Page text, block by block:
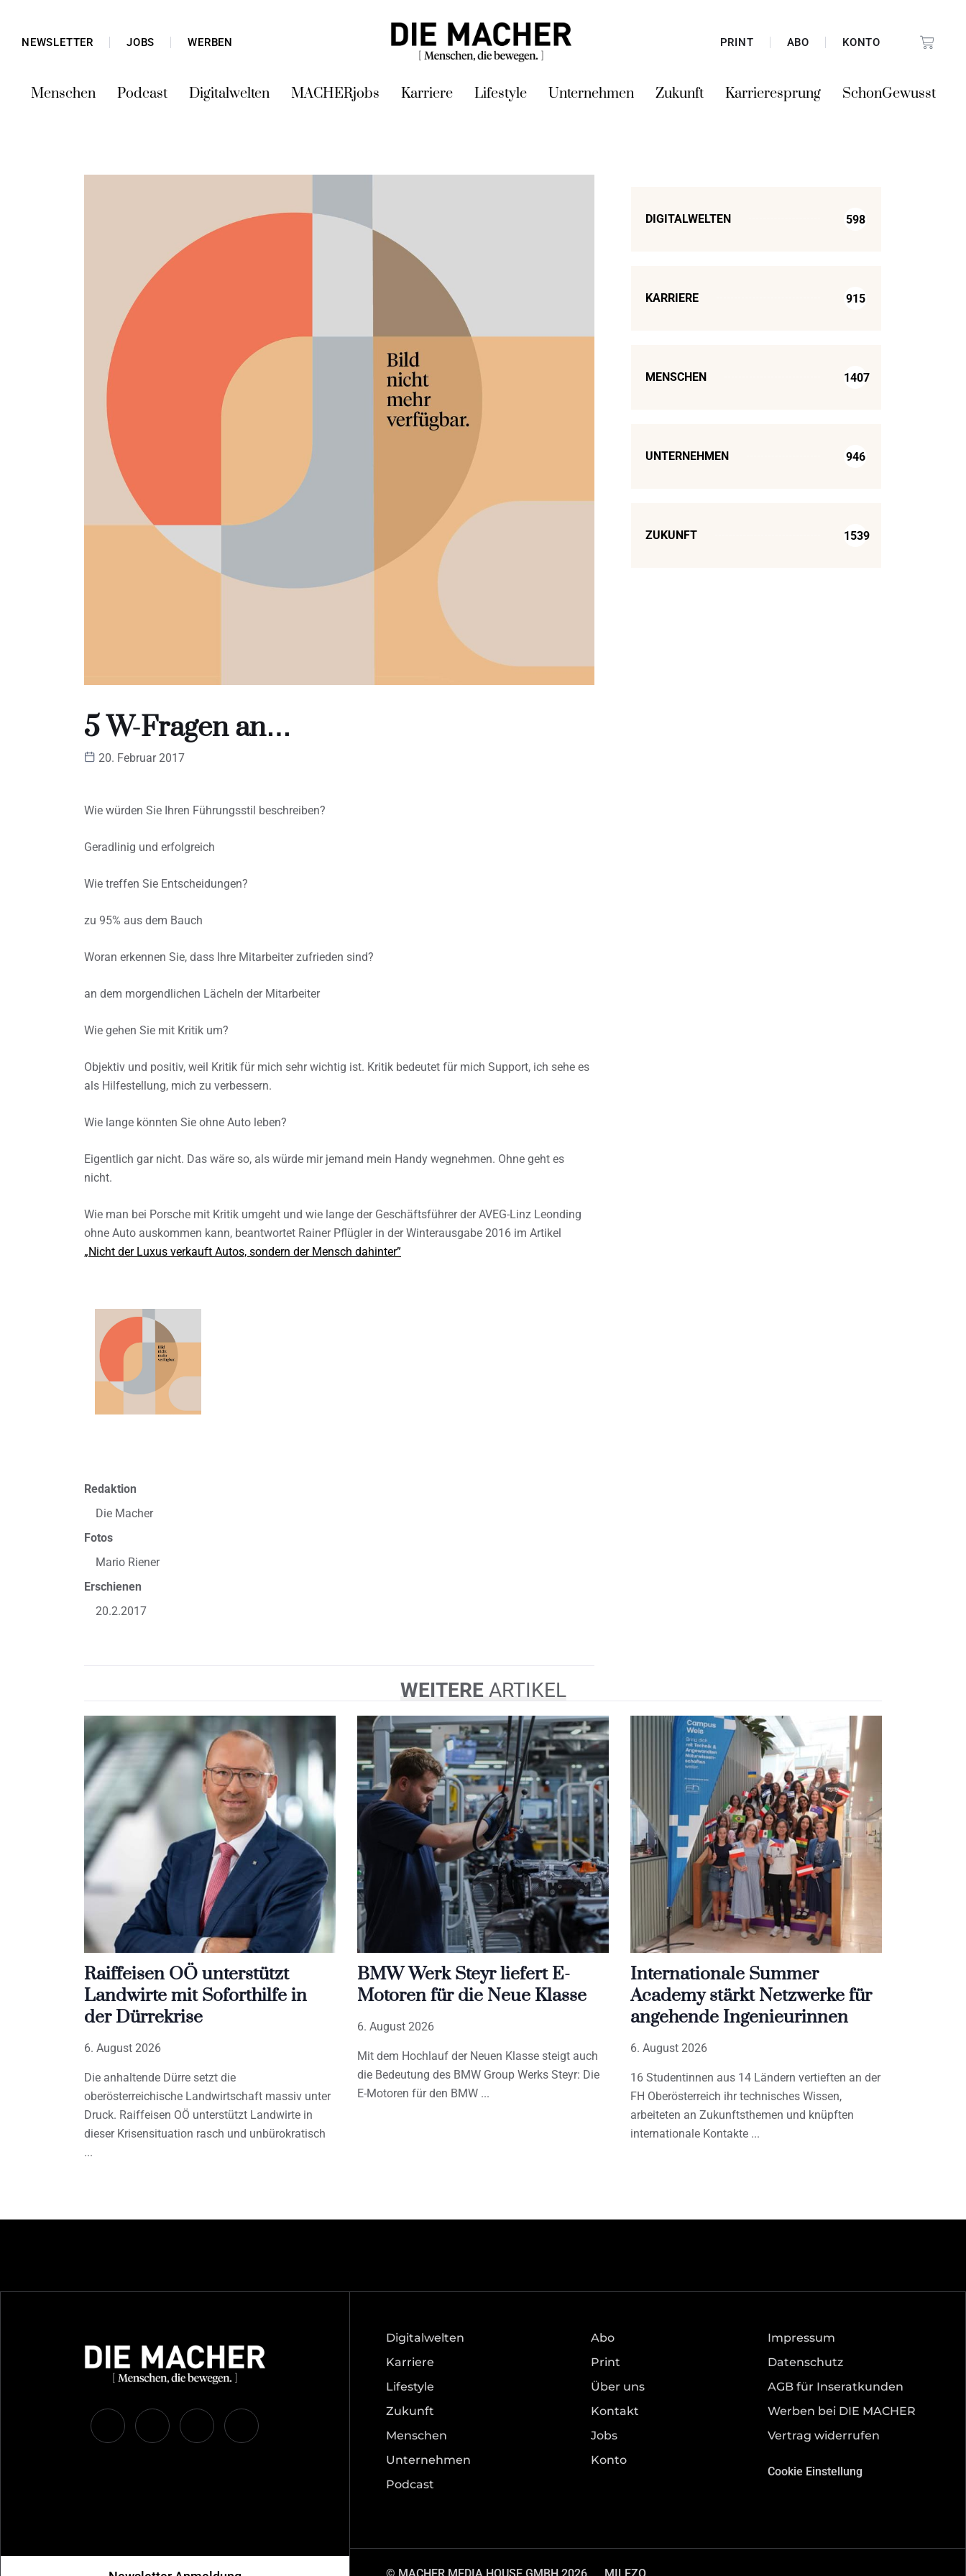
NEWSLETTER JOBS WERBEN PRINT ABO KONTO
Menschen Podcast Digitalwelten MACHERjobs Karriere Lifestyle Unternehmen Zukunft Karrieresprung SchonGewusst
5 W-Fragen an…
20. Februar 2017
Wie würden Sie Ihren Führungsstil beschreiben?
Geradlinig und erfolgreich
Wie treffen Sie Entscheidungen?
zu 95% aus dem Bauch
Woran erkennen Sie, dass Ihre Mitarbeiter zufrieden sind?
an dem morgendlichen Lächeln der Mitarbeiter
Wie gehen Sie mit Kritik um?
Objektiv und positiv, weil Kritik für mich sehr wichtig ist. Kritik bedeutet für mich Support, ich sehe es
als Hilfestellung, mich zu verbessern.
Wie lange könnten Sie ohne Auto leben?
Eigentlich gar nicht. Das wäre so, als würde mir jemand mein Handy wegnehmen. Ohne geht es
nicht.
Wie man bei Porsche mit Kritik umgeht und wie lange der Geschäftsführer der AVEG-Linz Leonding
ohne Auto auskommen kann, beantwortet Rainer Pflügler in der Winterausgabe 2016 im Artikel
„Nicht der Luxus verkauft Autos, sondern der Mensch dahinter”
Redaktion
Die Macher
Fotos
Mario Riener
Erschienen
20.2.2017
DIGITALWELTEN 598
KARRIERE 915
MENSCHEN 1407
UNTERNEHMEN 946
ZUKUNFT 1539
WEITEREARTIKEL
Raiffeisen OÖ unterstützt
Landwirte mit Soforthilfe in
der Dürrekrise
6. August 2026
Die anhaltende Dürre setzt die
oberösterreichische Landwirtschaft massiv unter
Druck. Raiffeisen OÖ unterstützt Landwirte in
dieser Krisensituation rasch und unbürokratisch
BMW Werk Steyr liefert E-
Motoren für die Neue Klasse
6. August 2026
Mit dem Hochlauf der Neuen Klasse steigt auch
die Bedeutung des BMW Group Werks Steyr: Die
E-Motoren für den BMW
Internationale Summer
Academy stärkt Netzwerke für
angehende Ingenieurinnen
6. August 2026
16 Studentinnen aus 14 Ländern vertieften an der
FH Oberösterreich ihr technisches Wissen,
arbeiteten an Zukunftsthemen und knüpften
internationale Kontakte
Digitalwelten
Karriere
Lifestyle
Zukunft
Menschen
Unternehmen
Podcast
Abo
Print
Über uns
Kontakt
Jobs
Konto
Impressum
Datenschutz
AGB für Inseratkunden
Werben bei DIE MACHER
Vertrag widerrufen
Cookie Einstellung